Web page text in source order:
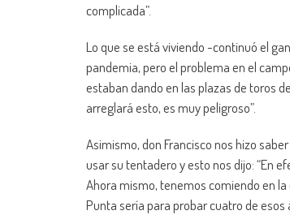
complicada”.
Lo que se está viviendo -continuó el
pandemia, pero el problema en el
estaban dando en las plazas de toros
arreglará esto, es muy peligroso”.
Asimismo, don Francisco nos hizo
usar su tentadero y esto nos dijo: “En
Ahora mismo, tenemos comiendo en
Punta sería para probar cuatro de